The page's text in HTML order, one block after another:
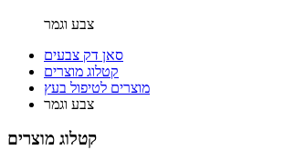
צבע וגמר
סאן דק צבעים
קטלוג מוצרים
מוצרים לטיפול בעץ
צבע וגמר
קטלוג מוצרים